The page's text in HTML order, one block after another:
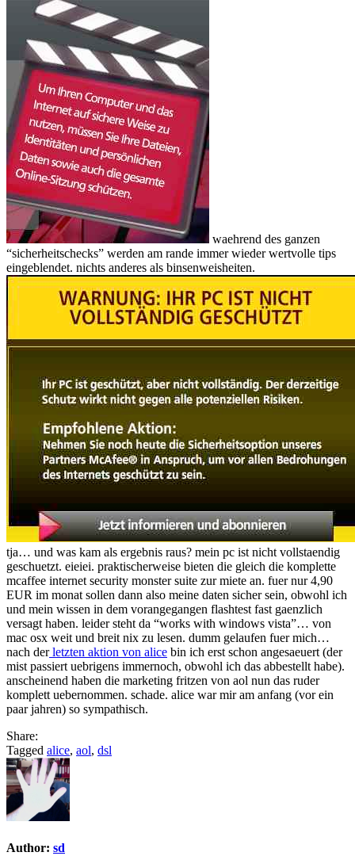
waehrend des ganzen
“sicherheitschecks” werden am rande immer wieder wertvolle tips
eingeblendet. nichts anderes als binsenweisheiten.
tja… und was kam als ergebnis raus? mein pc ist nicht vollstaendig
geschuetzt. eieiei. praktischerweise bieten die gleich die komplette
mcaffee internet security monster suite zur miete an. fuer nur 4,90
EUR im monat sollen dann also meine daten sicher sein, obwohl ich
und mein wissen in dem vorangegangen flashtest fast gaenzlich
versagt haben. leider steht da “works with windows vista”… von
mac osx weit und breit nix zu lesen. dumm gelaufen fuer mich…
nach derletzten aktion von alice bin ich erst schon angesaeuert (der
mist passiert uebrigens immernoch, obwohl ich das abbestellt habe).
anscheinend haben die marketing fritzen von aol nun das ruder
komplett uebernommen. schade. alice war mir am anfang (vor ein
paar jahren) so sympathisch.
Share:
Tagged alice, aol, dsl
Author: sd